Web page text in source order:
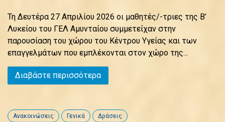
Τη Δευτέρα 27 Απριλίου 2026 οι μαθητές/-τριες της Β’
Λυκείου του ΓΕΛ Αμυνταίου συμμετείχαν στην
παρουσίαση του χώρου του Κέντρου Υγείας και των
επαγγελμάτων που εμπλέκονται στον χώρο της...
Διαβάστε περισσότερα
Ανακοινώσεις Γενικά Δράσεις